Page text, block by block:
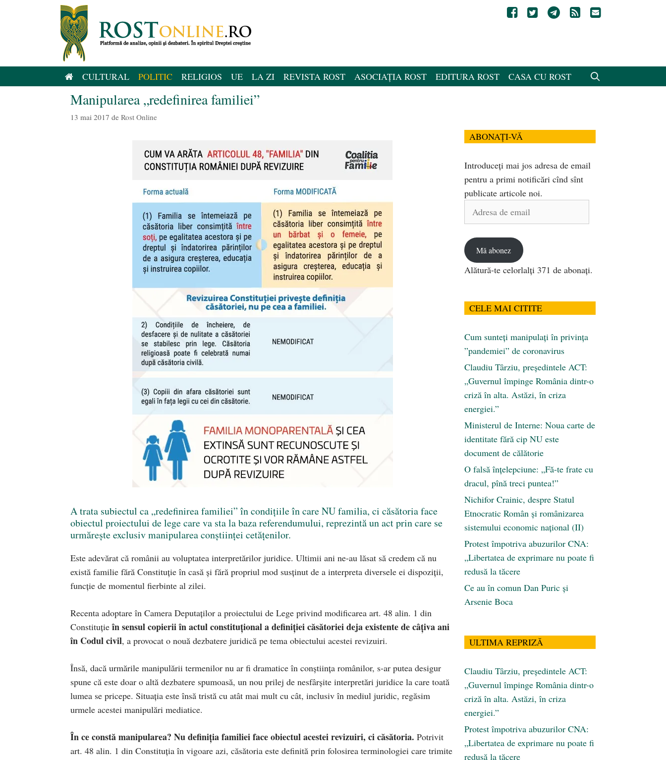
CULTURAL POLITIC RELIGIOS UE LA ZI REVISTA ROST ASOCIAȚIA ROST EDITURA ROST CASA CU ROST
Manipularea „redefinirea familiei”
13 mai 2017 de Rost Online
A trata subiectul ca „redefinirea familiei” în condițiile în care NU familia, ci căsătoria face
obiectul proiectului de lege care va sta la baza referendumului, reprezintă un act prin care se
urmărește exclusiv manipularea conștiinței cetățenilor.
Este adevărat că românii au voluptatea interpretărilor juridice. Ultimii ani ne-au lăsat să credem că nu
există familie fără Constituție în casă și fără propriul mod susținut de a interpreta diversele ei dispoziții,
funcție de momentul fierbinte al zilei.
Recenta adoptare în Camera Deputaților a proiectului de Lege privind modificarea art. 48 alin. 1 din
Constituțieîn sensul copierii în actul constituțional a definiției căsătoriei deja existente de câțiva ani
în Codul civil, a provocat o nouă dezbatere juridică pe tema obiectului acestei revizuiri.
Însă, dacă urmările manipulării termenilor nu ar fi dramatice în conștiința românilor, s-ar putea desigur
spune că este doar o altă dezbatere spumoasă, un nou prilej de nesfârșite interpretări juridice la care toată
lumea se pricepe. Situația este însă tristă cu atât mai mult cu cât, inclusiv în mediul juridic, regăsim
urmele acestei manipulări mediatice.
În ce constă manipularea? Nu definiția familiei face obiectul acestei revizuiri, ci căsătoria. Potrivit
art. 48 alin. 1 din Constituția în vigoare azi, căsătoria este definită prin folosirea terminologiei care trimite
ABONAȚI-VĂ
Introduceți mai jos adresa de email
pentru a primi notificări cînd sînt
publicate articole noi.
Adresa
Mă abonez
Alătură-te celorlalți 371 de abonați.
CELE MAI CITITE
Cum sunteți manipulați în privința
”pandemiei” de coronavirus
Claudiu Târziu, președintele ACT:
„Guvernul împinge România dintr-o
criză în alta. Astăzi, în criza
energiei.”
Ministerul de Interne: Noua carte de
identitate fără cip NU este
document de călătorie
O falsă înțelepciune: „Fă-te frate cu
dracul, pînă treci puntea!”
Nichifor Crainic, despre Statul
Etnocratic Român şi românizarea
sistemului economic naţional (II)
Protest împotriva abuzurilor CNA:
„Libertatea de exprimare nu poate fi
redusă la tăcere
Ce au în comun Dan Puric şi
Arsenie Boca
ULTIMA REPRIZĂ
Claudiu Târziu, președintele ACT:
„Guvernul împinge România dintr-o
criză în alta. Astăzi, în criza
energiei.”
Protest împotriva abuzurilor CNA:
„Libertatea de exprimare nu poate fi
redusă la tăcere